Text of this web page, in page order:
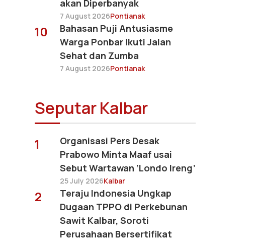
akan Diperbanyak
7 August 2026Pontianak
10
Bahasan Puji Antusiasme
Warga Ponbar Ikuti Jalan
Sehat dan Zumba
7 August 2026Pontianak
Seputar Kalbar
1
Organisasi Pers Desak
Prabowo Minta Maaf usai
Sebut Wartawan ‘Londo Ireng’
25 July 2026Kalbar
2
Teraju Indonesia Ungkap
Dugaan TPPO di Perkebunan
Sawit Kalbar, Soroti
Perusahaan Bersertifikat